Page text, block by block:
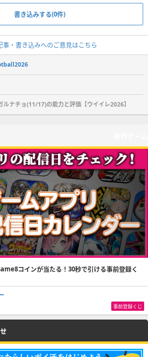
書き込みする(0件)
事・書き込みへのご意見はこちら
ルナチョ(11/17)の能力と評価【ウイイレ2026】
コインが当たる！30秒で引ける事前登録く
事前登録くじ